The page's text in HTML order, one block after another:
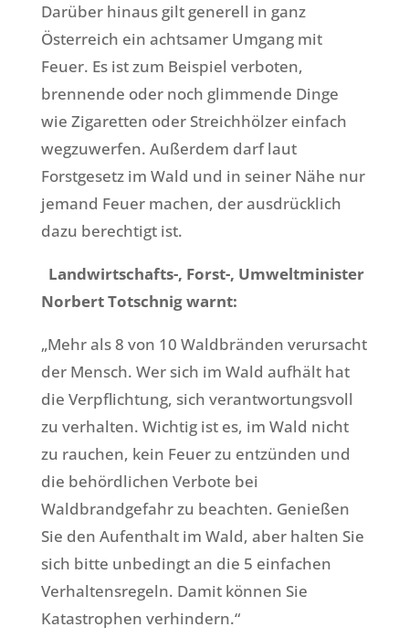
Darüber hinaus gilt generell in ganz
Österreich ein achtsamer Umgang mit
Feuer. Es ist zum Beispiel verboten,
brennende oder noch glimmende Dinge
wie Zigaretten oder Streichhölzer einfach
wegzuwerfen. Außerdem darf laut
Forstgesetz im Wald und in seiner Nähe nur
jemand Feuer machen, der ausdrücklich
dazu berechtigt ist.
Landwirtschafts-, Forst-, Umweltminister
Norbert Totschnig warnt:
„Mehr als 8 von 10 Waldbränden verursacht
der Mensch. Wer sich im Wald aufhält hat
die Verpflichtung, sich verantwortungsvoll
zu verhalten. Wichtig ist es, im Wald nicht
zu rauchen, kein Feuer zu entzünden und
die behördlichen Verbote bei
Waldbrandgefahr zu beachten. Genießen
Sie den Aufenthalt im Wald, aber halten Sie
sich bitte unbedingt an die 5 einfachen
Verhaltensregeln. Damit können Sie
Katastrophen verhindern.“